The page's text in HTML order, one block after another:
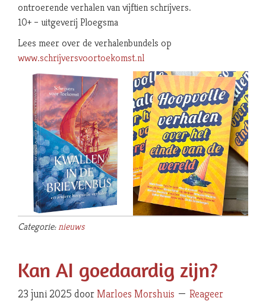
ontroerende verhalen van vijftien schrijvers.
10+ – uitgeverij Ploegsma
Lees meer over de verhalenbundels op
www.schrijversvoortoekomst.nl
Categorie:nieuws
Kan AI goedaardig zijn?
23 juni 2025 doorMarloes Morshuis Reageer